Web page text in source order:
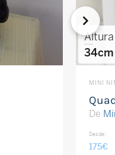
Altura
34cm
MINI
De
Desde:
175€